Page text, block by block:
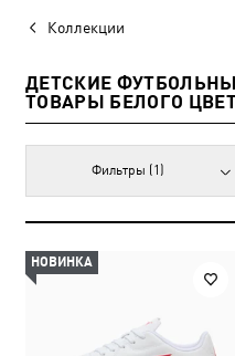
Коллекции
ДЕТСКИЕ
ТОВАРЫ БЕЛОГО
Фильтры (1)
НОВИНКА